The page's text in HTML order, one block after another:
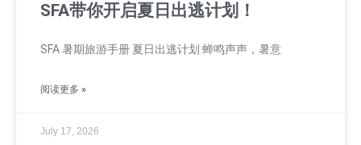
SFA带你开启夏日出逃计划！
SFA 暑期旅游手册 夏日出逃计划 蝉鸣声声，暑意
阅读更多 »
July 17, 2026